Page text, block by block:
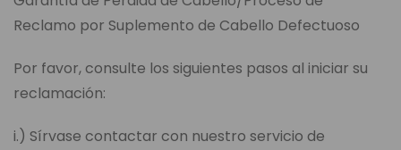
Reclamo por Suplemento de Cabello Defectuoso
Por favor, consulte los siguientes pasos al iniciar su
reclamación:
i.) Sírvase contactar con nuestro servicio de